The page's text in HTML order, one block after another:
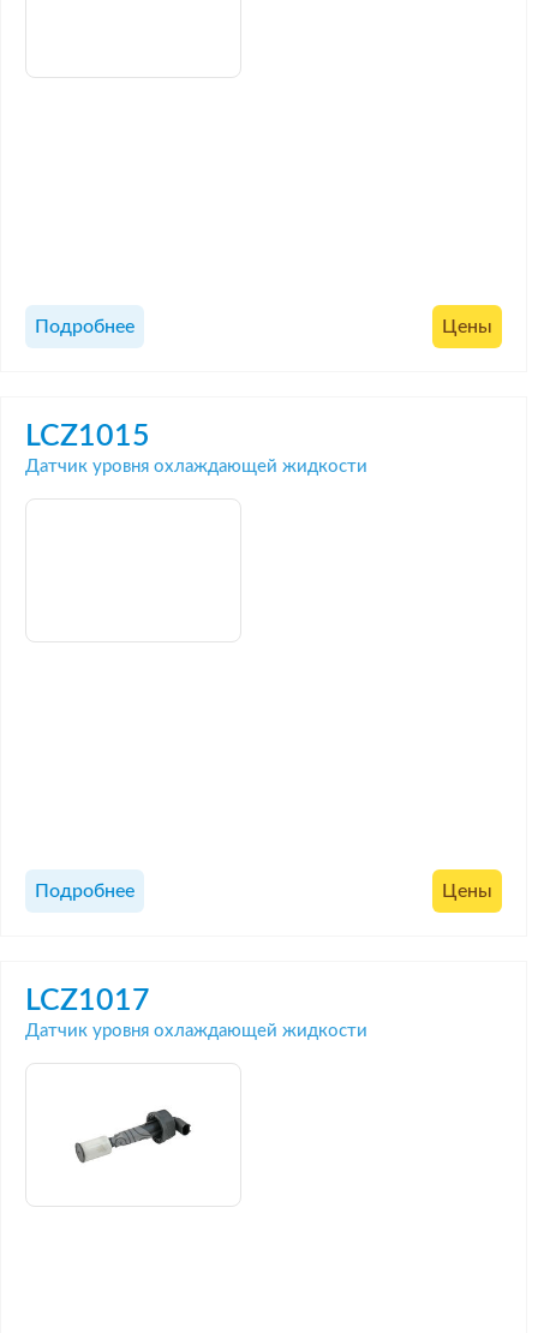
Подробнее Цены
LCZ1015
Датчик уровня охлаждающей жидкости
Подробнее Цены
LCZ1017
Датчик уровня охлаждающей жидкости